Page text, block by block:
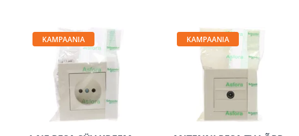
KAMPAANIA KAMPAANIA